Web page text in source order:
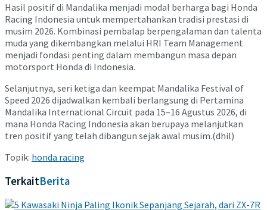
Hasil positif di Mandalika menjadi modal berharga bagi Honda
Racing Indonesia untuk mempertahankan tradisi prestasi di
musim 2026. Kombinasi pembalap berpengalaman dan talenta
muda yang dikembangkan melalui HRI Team Management
menjadi fondasi penting dalam membangun masa depan
motorsport Honda di Indonesia.
Selanjutnya, seri ketiga dan keempat Mandalika Festival of
Speed 2026 dijadwalkan kembali berlangsung di Pertamina
Mandalika International Circuit pada 15–16 Agustus 2026, di
mana Honda Racing Indonesia akan berupaya melanjutkan
tren positif yang telah dibangun sejak awal musim.(dhil)
Topik: honda racing
TerkaitBerita